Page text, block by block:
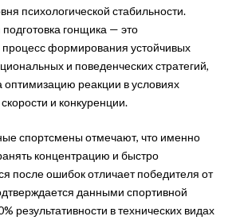
психологической стабильности.
гонщика — это
процесс формирования устойчивых
и поведенческих стратегий,
реакции в условиях
и конкуренции.
спортсмены отмечают, что именно
концентрацию и быстро
после ошибок отличает победителя от
данными спортивной
результативности в технических видах